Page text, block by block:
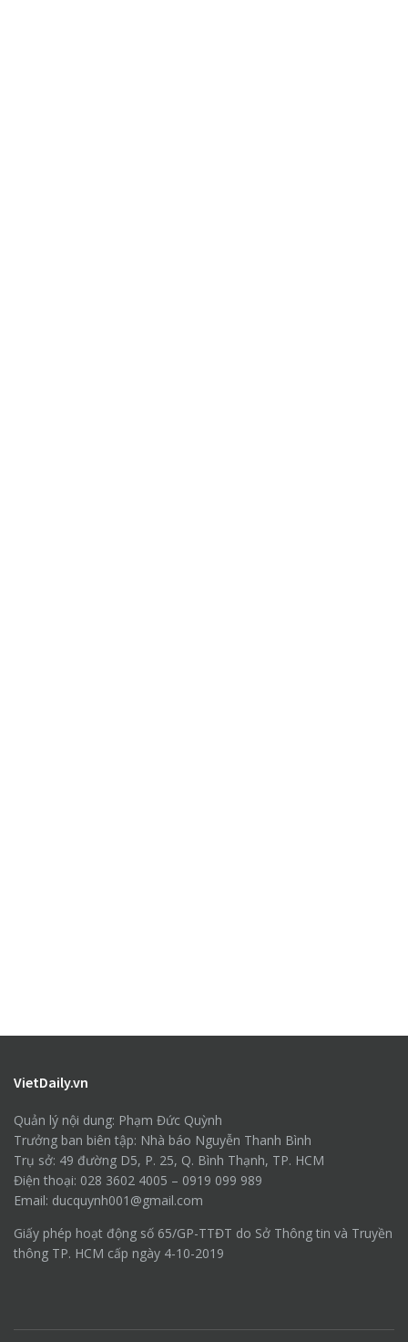
VietDaily.vn
Quản lý nội dung: Phạm Đức Quỳnh
Trưởng ban biên tập: Nhà báo Nguyễn Thanh Bình
Trụ sở: 49 đường D5, P. 25, Q. Bình Thạnh, TP. HCM
Điện thoại: 028 3602 4005 – 0919 099 989
Email: ducquynh001@gmail.com
Giấy phép hoạt động số 65/GP-TTĐT do Sở Thông tin và Truyền
thông TP. HCM cấp ngày 4-10-2019